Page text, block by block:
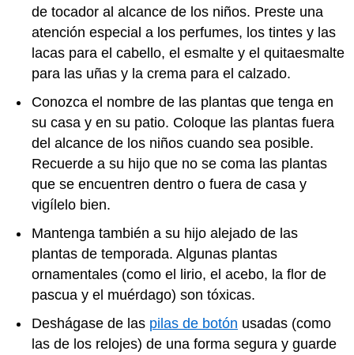
de tocador al alcance de los niños. Preste una
atención especial a los perfumes, los tintes y las
lacas para el cabello, el esmalte y el quitaesmalte
para las uñas y la crema para el calzado.
Conozca el nombre de las plantas que tenga en
su casa y en su patio. Coloque las plantas fuera
del alcance de los niños cuando sea posible.
Recuerde a su hijo que no se coma las plantas
que se encuentren dentro o fuera de casa y
vigílelo bien.
Mantenga también a su hijo alejado de las
plantas de temporada. Algunas plantas
ornamentales (como el lirio, el acebo, la flor de
pascua y el muérdago) son tóxicas.
Deshágase de las pilas de botón usadas (como
las de los relojes) de una forma segura y guarde